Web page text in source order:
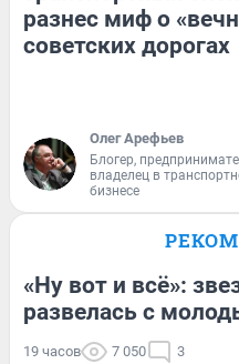
разнес миф о
советских дорогах
Олег Арефьев
Блогер,
владелец в
бизнесе
«Ну вот и всё»:
развелась с
19 часов 7 050 3